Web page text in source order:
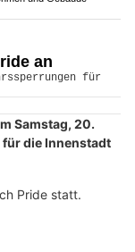
an
Samstag, 20.
die Innenstadt
Pride statt.